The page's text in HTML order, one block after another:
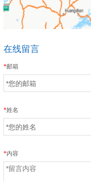
在线留言
*邮箱
*姓名
*内容